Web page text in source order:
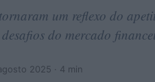
um reflexo do
do mercado
2025 · 4 min